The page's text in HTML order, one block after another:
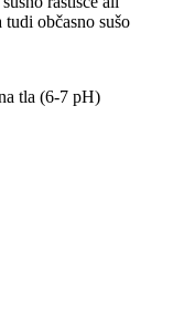
tudi občasno sušo
tla (6-7 pH)